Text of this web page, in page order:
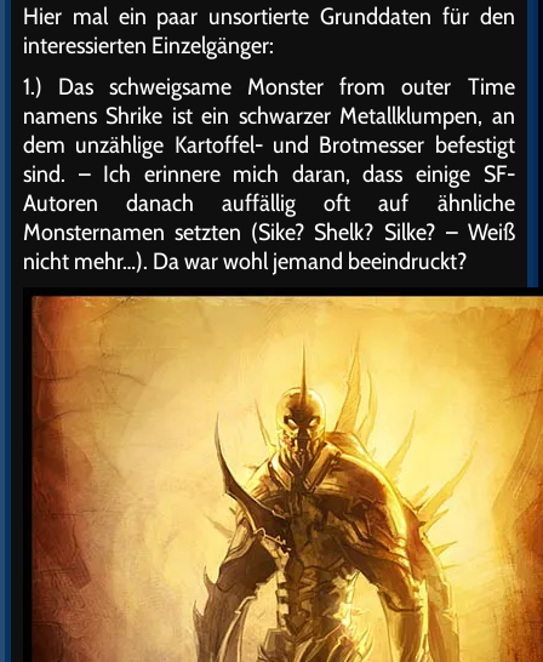
Hier mal ein paar unsortierte Grunddaten für den
interessierten Einzelgänger:
1.) Das schweigsame Monster from outer Time
namens Shrike ist ein schwarzer Metallklumpen, an
dem unzählige Kartoffel- und Brotmesser befestigt
sind. – Ich erinnere mich daran, dass einige SF-
Autoren danach auffällig oft auf ähnliche
Monsternamen setzten (Sike? Shelk? Silke? – Weiß
nicht mehr…). Da war wohl jemand beeindruckt?